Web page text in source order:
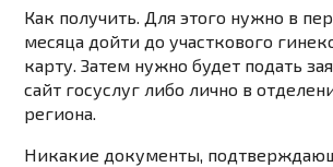
Как получить. Для этого нужно в
месяца дойти до участкового
карту. Затем нужно будет подать
сайт госуслуг либо лично в
региона.
Никакие документы,